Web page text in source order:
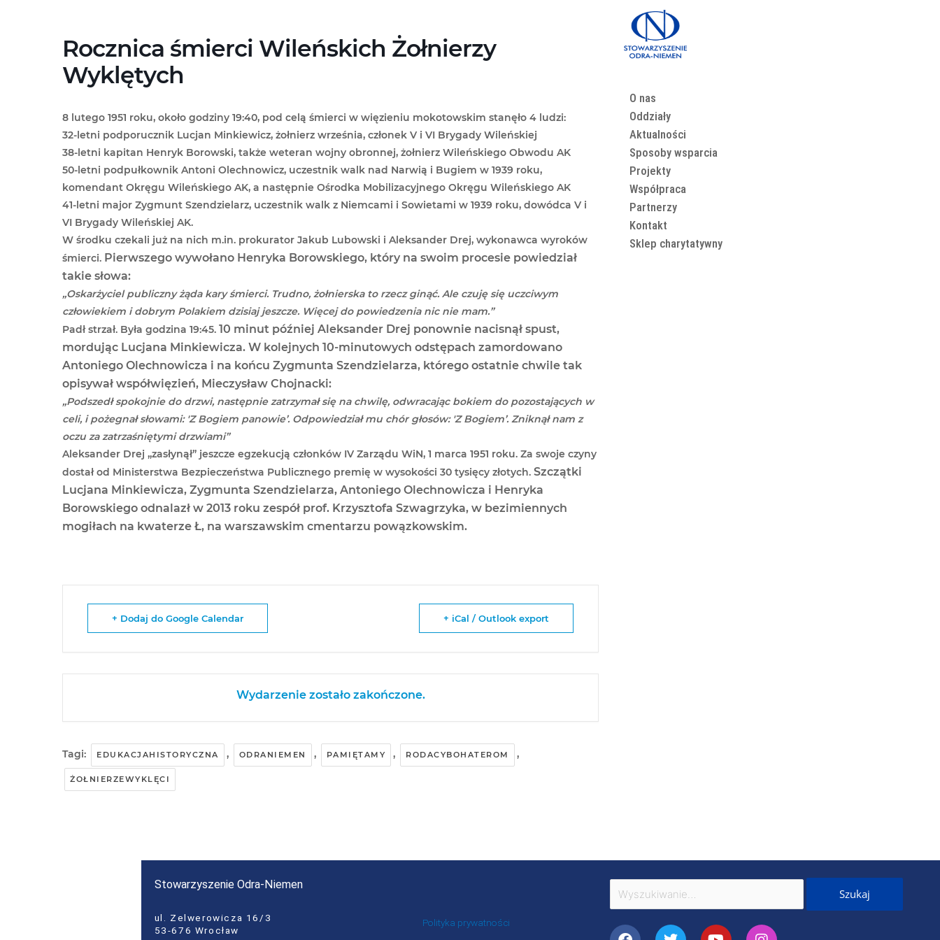
Rocznica śmierci Wileńskich Żołnierzy
Wyklętych
8 lutego 1951 roku, około godziny 19:40, pod celą śmierci w więzieniu mokotowskim stanęło 4 ludzi:
32-letni podporucznik Lucjan Minkiewicz, żołnierz września, członek V i VI Brygady Wileńskiej
38-letni kapitan Henryk Borowski, także weteran wojny obronnej, żołnierz Wileńskiego Obwodu AK
50-letni podpułkownik Antoni Olechnowicz, uczestnik walk nad Narwią i Bugiem w 1939 roku,
komendant Okręgu Wileńskiego AK, a następnie Ośrodka Mobilizacyjnego Okręgu Wileńskiego AK
41-letni major Zygmunt Szendzielarz, uczestnik walk z Niemcami i Sowietami w 1939 roku, dowódca V i
VI Brygady Wileńskiej AK.
W środku czekali już na nich m.in. prokurator Jakub Lubowski i Aleksander Drej, wykonawca wyroków
śmierci. Pierwszego wywołano Henryka Borowskiego, który na swoim procesie powiedział
takie słowa:
„Oskarżyciel publiczny żąda kary śmierci. Trudno, żołnierska to rzecz ginąć. Ale czuję się uczciwym
człowiekiem i dobrym Polakiem dzisiaj jeszcze. Więcej do powiedzenia nic nie mam.”
Padł strzał. Była godzina 19:45. 10 minut później Aleksander Drej ponownie nacisnął spust,
mordując Lucjana Minkiewicza. W kolejnych 10-minutowych odstępach zamordowano
Antoniego Olechnowicza i na końcu Zygmunta Szendzielarza, którego ostatnie chwile tak
opisywał współwięzień, Mieczysław Chojnacki:
„Podszedł spokojnie do drzwi, następnie zatrzymał się na chwilę, odwracając bokiem do pozostających w
celi, i pożegnał słowami: 'Z Bogiem panowie’. Odpowiedział mu chór głosów: 'Z Bogiem’. Zniknął nam z
oczu za zatrzaśniętymi drzwiami”
Aleksander Drej „zasłynął” jeszcze egzekucją członków IV Zarządu WiN, 1 marca 1951 roku. Za swoje czyny
dostał od Ministerstwa Bezpieczeństwa Publicznego premię w wysokości 30 tysięcy złotych. Szczątki
Lucjana Minkiewicza, Zygmunta Szendzielarza, Antoniego Olechnowicza i Henryka
Borowskiego odnalazł w 2013 roku zespół prof. Krzysztofa Szwagrzyka, w bezimiennych
mogiłach na kwaterze Ł, na warszawskim cmentarzu powązkowskim.
+ Dodaj do Google Calendar + iCal / Outlook export
Wydarzenie zostało zakończone.
Tagi: EDUKACJAHISTORYCZNA , ODRANIEMEN , PAMIĘTAMY , RODACYBOHATEROM ,
ŻOŁNIERZEWYKLĘCI
O nas
Oddziały
Aktualności
Sposoby wsparcia
Projekty
Współpraca
Partnerzy
Kontakt
Sklep charytatywny
Stowarzyszenie Odra-Niemen
ul. Zelwerowicza 16/3
53-676 Wrocław
Polityka prywatności
Szukaj
dla:
FacebookTwitterYoutubeInstagram